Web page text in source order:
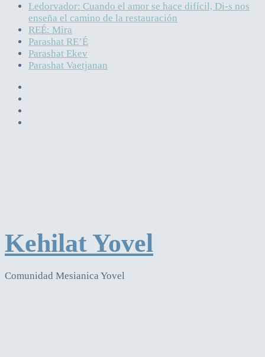
Ledorvador: Cuando el amor se hace difícil, Di-s nos
enseña el camino de la restauración
REÉ: Mira
Parashat RE’É
Parashat Ekev
Parashat Vaetjanan
Kehilat Yovel
Comunidad Mesianica Yovel